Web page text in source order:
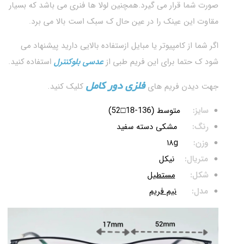
صورت شما قرار می گیرد.همچنین لولا ها فنری می باشد که بسیار
مقاوت این عینک را در عین حال ک سبک است بالا می برد.
اگر شما از کامپیوتر یا مبایل ازستفاده بالایی دارید پیشنهاد می
شود ک حتما برای این فریم طبی ازعدسی بلوکنترل استفاده کنید.
جهت دیدن فریم های فلزی دور کامل کلیک کنید.
سایز: متوسط (136-18□52)
رنگ:
مشکی دسته سفید
وزن:
متریال:
نیکل
شکل:
مستطیل
مدل:
نیم فریم